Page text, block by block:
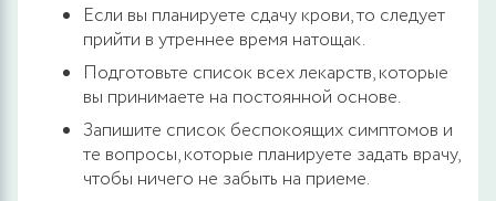
Если вы планируете сдачу крови, то следует
прийти в утреннее время натощак.
Подготовьте список всех лекарств, которые
вы принимаете на постоянной основе.
Запишите список беспокоящих симптомов и
те вопросы, которые планируете задать врачу,
чтобы ничего не забыть на приеме.